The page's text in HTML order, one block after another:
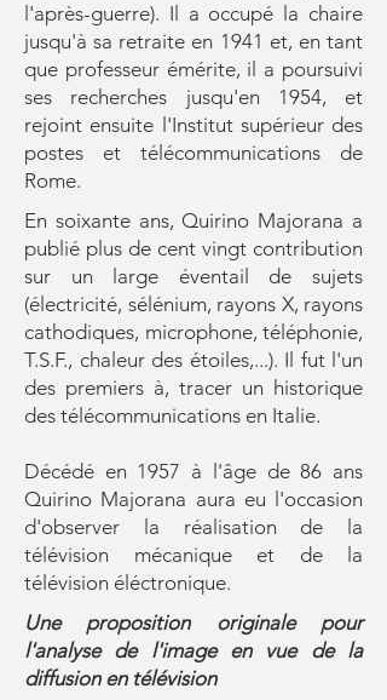
l'après-guerre). Il a occupé la chaire
jusqu'à sa retraite en 1941 et, en tant
que professeur émérite, il a poursuivi
ses recherches jusqu'en 1954, et
rejoint ensuite l'Institut supérieur des
postes et télécommunications de
Rome.
En soixante ans, Quirino Majorana a
publié plus de cent vingt contribution
sur un large éventail de sujets
(électricité, sélénium, rayons X, rayons
cathodiques, microphone, téléphonie,
T.S.F., chaleur des étoiles,...). Il fut l'un
des premiers à, tracer un historique
des télécommunications en Italie.
Décédé en 1957 à l'âge de 86 ans
Quirino Majorana aura eu l'occasion
d'observer la réalisation de la
télévision mécanique et de la
télévision éléctronique.
Une proposition originale pour
l'analyse de l'image en vue de la
diffusion en télévision